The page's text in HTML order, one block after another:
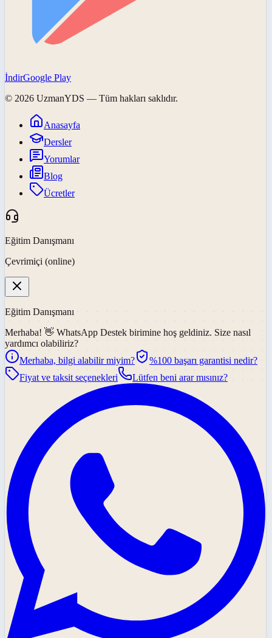
İndirGoogle Play
© 2026 UzmanYDS — Tüm hakları saklıdır.
Anasayfa
Dersler
Yorumlar
Blog
Ücretler
Eğitim Danışmanı
Çevrimiçi (online)
Eğitim Danışmanı
Merhaba! 👋 WhatsApp Destek birimine hoş geldiniz. Size nasıl
yardımcı olabiliriz?
Merhaba, bilgi alabilir miyim?
%100 başarı garantisi nedir?
Fiyat ve taksit seçenekleri
Lütfen beni arar mısınız?